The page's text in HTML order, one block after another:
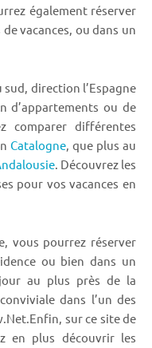
également réserver
vacances, ou dans un
direction l’Espagne
d’appartements ou de
comparer différentes
Catalogne, que plus au
. Découvrez les
pour vos vacances en
vous pourrez réserver
ou bien dans un
au plus près de la
dans l’un des
sur ce site de
en plus découvrir les